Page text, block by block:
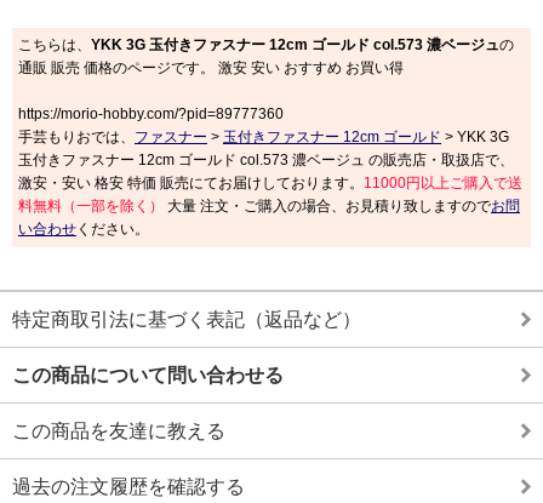
こちらは、 YKK 3G 玉付きファスナー 12cm ゴールド col.573 濃ベージュの
通販 販売 価格のページです。 激安 安い おすすめ お買い得
https://morio-hobby.com/?pid=89777360
手芸もりおでは、 ファスナー > 玉付きファスナー 12cm ゴールド > YKK 3G
玉付きファスナー 12cm ゴールド col.573 濃ベージュ の販売店・取扱店で、
激安・安い 格安 特価 販売にてお届けしております。 11000円以上ご購入で送
料無料（一部を除く）
大量 注文・ご購入の場合、お見積り致しますのでお問
い合わせ ください。
特定商取引法に基づく表記（返品など）
この商品について問い合わせる
この商品を友達に教える
過去の注文履歴を確認する